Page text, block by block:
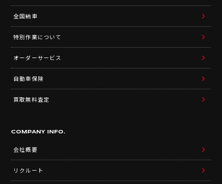
全国納車
特別作業について
オーダーサービス
自動車保険
買取無料査定
COMPANY INFO.
会社概要
リクルート